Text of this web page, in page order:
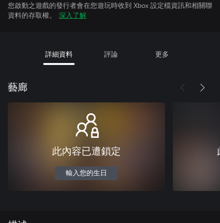
您啟動之遊戲的發行者會在您遊玩時收到 Xbox 設定檔資訊和相關聯
資料的存取權。
深入了解
詳細資料 評論 更多
藝廊
此內容已遭鎖定
輸入您的生日